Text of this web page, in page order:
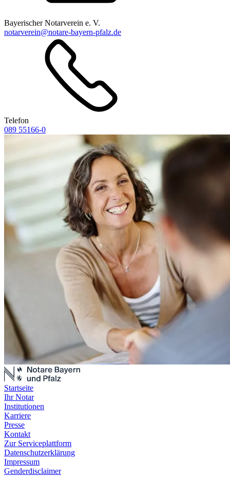
Bayerischer Notarverein e. V.
notarverein@notare-bayern-pfalz.de
Telefon
089 55166-0
Startseite
Ihr Notar
Institutionen
Karriere
Presse
Kontakt
Zur Serviceplattform
Datenschutzerklärung
Impressum
Genderdisclaimer